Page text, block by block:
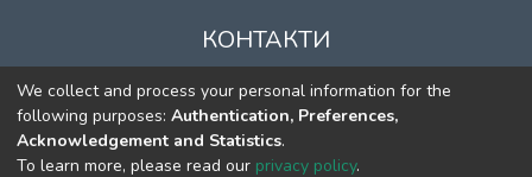
КОНТАКТИ
м. Київ, вул. Григорія Сковороди, 2
к. 1, к. 120
тел. (044) 463-69-31
We collect and process your personal information for the
following purposes: Authentication, Preferences,
Acknowledgement and Statistics.
To learn more, please read our privacy policy.